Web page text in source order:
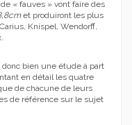
« fauves » vont faire des
et produiront les plus
Knispel, Wendorff,
bien une étude à part
en détail les quatre
de chacune de leurs
de référence sur le sujet